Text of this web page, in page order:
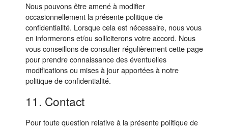
Nous pouvons être amené à modifier
occasionnellement la présente politique de
confidentialité. Lorsque cela est nécessaire, nous vous
en informerons et/ou solliciterons votre accord. Nous
vous conseillons de consulter régulièrement cette page
pour prendre connaissance des éventuelles
modifications ou mises à jour apportées à notre
politique de confidentialité.
11. Contact
Pour toute question relative à la présente politique de